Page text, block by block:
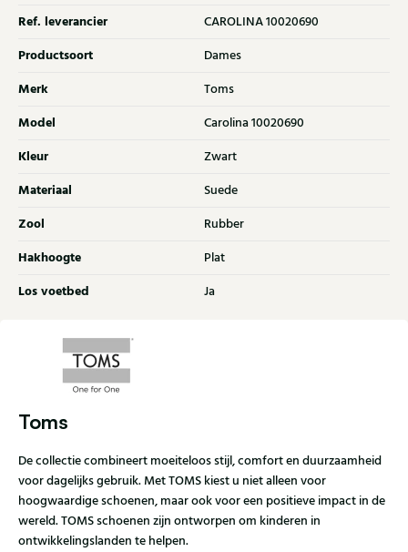
Ref. leverancier CAROLINA 10020690
Productsoort Dames
Merk Toms
Model Carolina 10020690
Kleur Zwart
Materiaal Suede
Zool Rubber
Hakhoogte Plat
Los voetbed Ja
Toms
De collectie combineert moeiteloos stijl, comfort en duurzaamheid
voor dagelijks gebruik. Met TOMS kiest u niet alleen voor
hoogwaardige schoenen, maar ook voor een positieve impact in de
wereld. TOMS schoenen zijn ontworpen om kinderen in
ontwikkelingslanden te helpen.